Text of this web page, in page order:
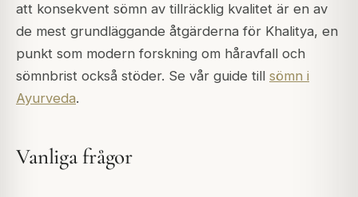
att konsekvent sömn av tillräcklig kvalitet är en av
de mest grundläggande åtgärderna för Khalitya, en
punkt som modern forskning om håravfall och
sömnbrist också stöder. Se vår guide till sömn i
Ayurveda.
Vanliga frågor